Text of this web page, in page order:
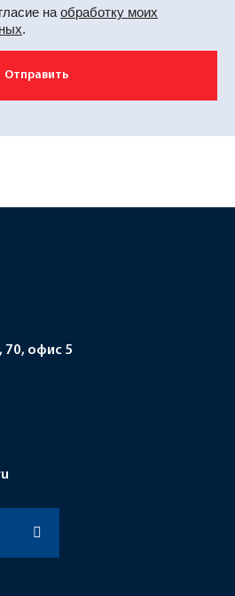
на обработку моих
.
Отправить
70, офис 5